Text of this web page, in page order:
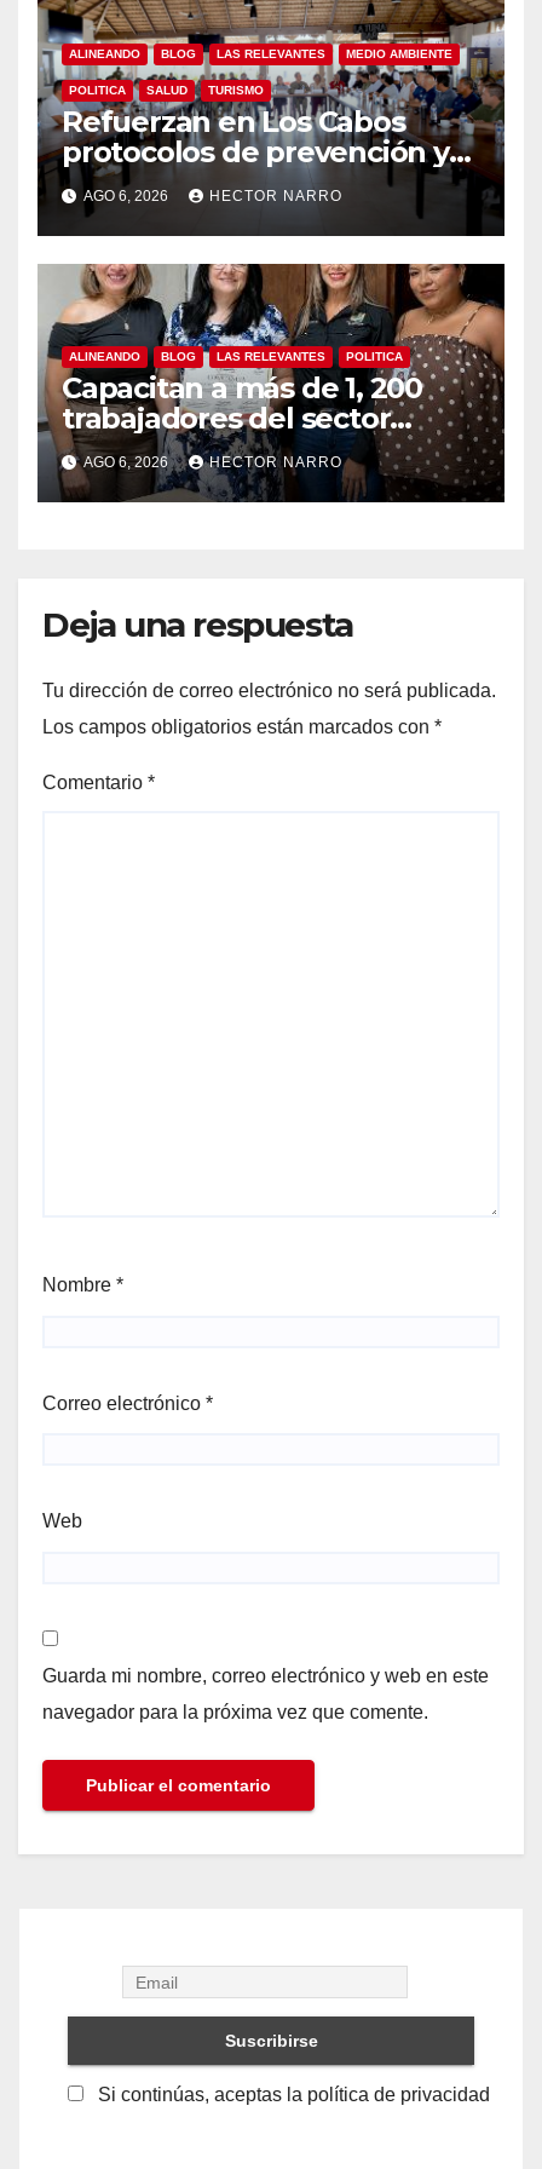
ALINEANDO BLOG LAS RELEVANTES MEDIO AMBIENTE
POLITICA SALUD TURISMO
Refuerzan en Los Cabos
protocolos de prevención y
rescate en playas ante oleaje
y temporada de ciclones
AGO 6, 2026 HECTOR NARRO
ALINEANDO BLOG LAS RELEVANTES POLITICA
Capacitan a más de 1, 200
trabajadores del sector
hotelero en derechos
humanos y respeto laboral
en Los Cabos
AGO 6, 2026 HECTOR NARRO
Deja una respuesta
Tu dirección de correo electrónico no será publicada.
Los campos obligatorios están marcados con *
Comentario *
Nombre *
Correo electrónico *
Web
Guarda mi nombre, correo electrónico y web en este
navegador para la próxima vez que comente.
Si continúas, aceptas la política de privacidad